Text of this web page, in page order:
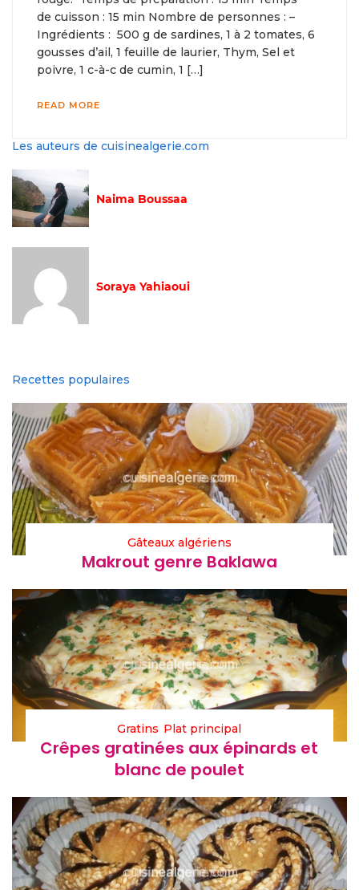
de cuisson : 15 min Nombre de personnes : –
Ingrédients : 500 g de sardines, 1 à 2 tomates, 6
gousses d’ail, 1 feuille de laurier, Thym, Sel et
poivre, 1 c-à-c de cumin, 1 […]
READ MORE
Les auteurs de cuisinealgerie.com
Naima Boussaa
Soraya Yahiaoui
Recettes populaires
Gâteaux algériens
Makrout genre Baklawa
Gratins Plat principal
Crêpes gratinées aux épinards et
blanc de poulet